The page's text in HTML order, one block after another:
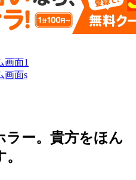
ラー。貴方をほん